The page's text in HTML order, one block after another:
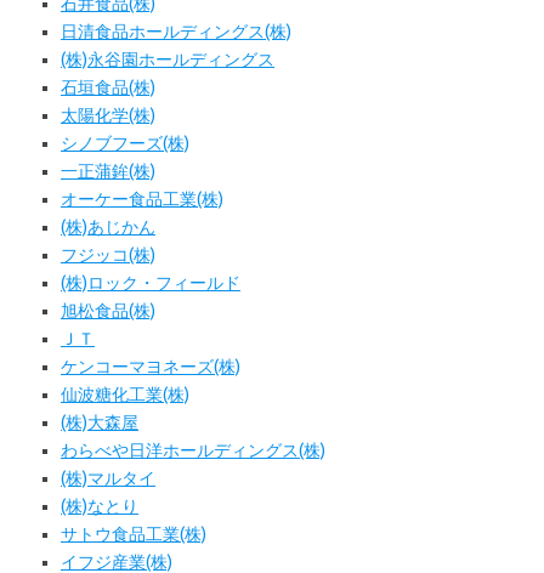
日清食品ホールディングス(株)
(株)永谷園ホールディングス
石垣食品(株)
太陽化学(株)
シノブフーズ(株)
一正蒲鉾(株)
オーケー食品工業(株)
(株)あじかん
フジッコ(株)
(株)ロック・フィールド
旭松食品(株)
ＪＴ
ケンコーマヨネーズ(株)
仙波糖化工業(株)
(株)大森屋
わらべや日洋ホールディングス(株)
(株)マルタイ
(株)なとり
サトウ食品工業(株)
イフジ産業(株)